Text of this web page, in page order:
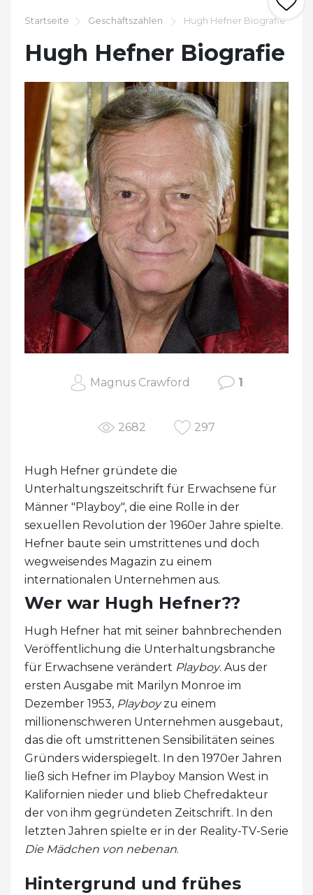
Startseite Geschäftszahlen Hugh Hefner Biografie
Hugh Hefner Biografie
Magnus Crawford 1
2682 297
Hugh Hefner gründete die
Unterhaltungszeitschrift für Erwachsene für
Männer "Playboy", die eine Rolle in der
sexuellen Revolution der 1960er Jahre spielte.
Hefner baute sein umstrittenes und doch
wegweisendes Magazin zu einem
internationalen Unternehmen aus.
Wer war Hugh Hefner??
Hugh Hefner hat mit seiner bahnbrechenden
Veröffentlichung die Unterhaltungsbranche
für Erwachsene verändert Playboy. Aus der
ersten Ausgabe mit Marilyn Monroe im
Dezember 1953, Playboyzu einem
millionenschweren Unternehmen ausgebaut,
das die oft umstrittenen Sensibilitäten seines
Gründers widerspiegelt. In den 1970er Jahren
ließ sich Hefner im Playboy Mansion West in
Kalifornien nieder und blieb Chefredakteur
der von ihm gegründeten Zeitschrift. In den
letzten Jahren spielte er in der Reality-TV-Serie
Die Mädchen von nebenan.
Hintergrund und frühes